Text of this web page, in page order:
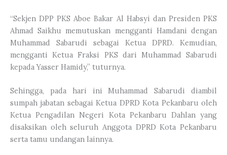
“Sekjen DPP PKS Aboe Bakar Al Habsyi dan Presiden PKS
Ahmad Saikhu memutuskan mengganti Hamdani dengan
Muhammad Sabarudi sebagai Ketua DPRD. Kemudian,
mengganti Ketua Fraksi PKS dari Muhammad Sabarudi
kepada Yasser Hamidy,” tuturnya.
Sehingga, pada hari ini Muhammad Sabarudi diambil
sumpah jabatan sebagai Ketua DPRD Kota Pekanbaru oleh
Ketua Pengadilan Negeri Kota Pekanbaru Dahlan yang
disaksikan oleh seluruh Anggota DPRD Kota Pekanbaru
serta tamu undangan lainnya.